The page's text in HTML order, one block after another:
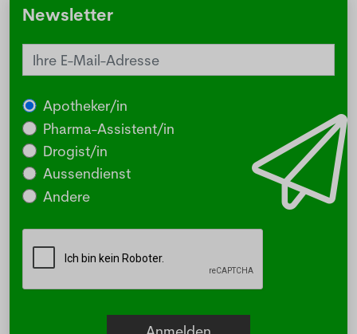
Newsletter
Apotheker/in
Pharma-Assistent/in
Drogist/in
Aussendienst
Andere